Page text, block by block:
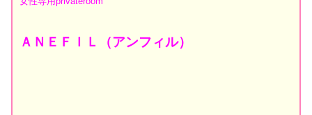
ＡＮＥＦＩＬ（アンフィル）